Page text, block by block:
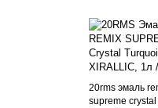
20rms эмаль
supreme crystal